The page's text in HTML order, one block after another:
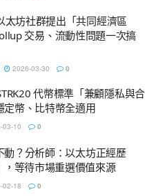
太坊社群提出「共同經濟區
交易、流動性問題一次搞
2026-03-30 0
代幣標準「兼顧隱私與合
定幣、比特幣全適用
03-10 0
動？分析師：以太坊正經歷
，等待市場重選價值來源
02-18 0